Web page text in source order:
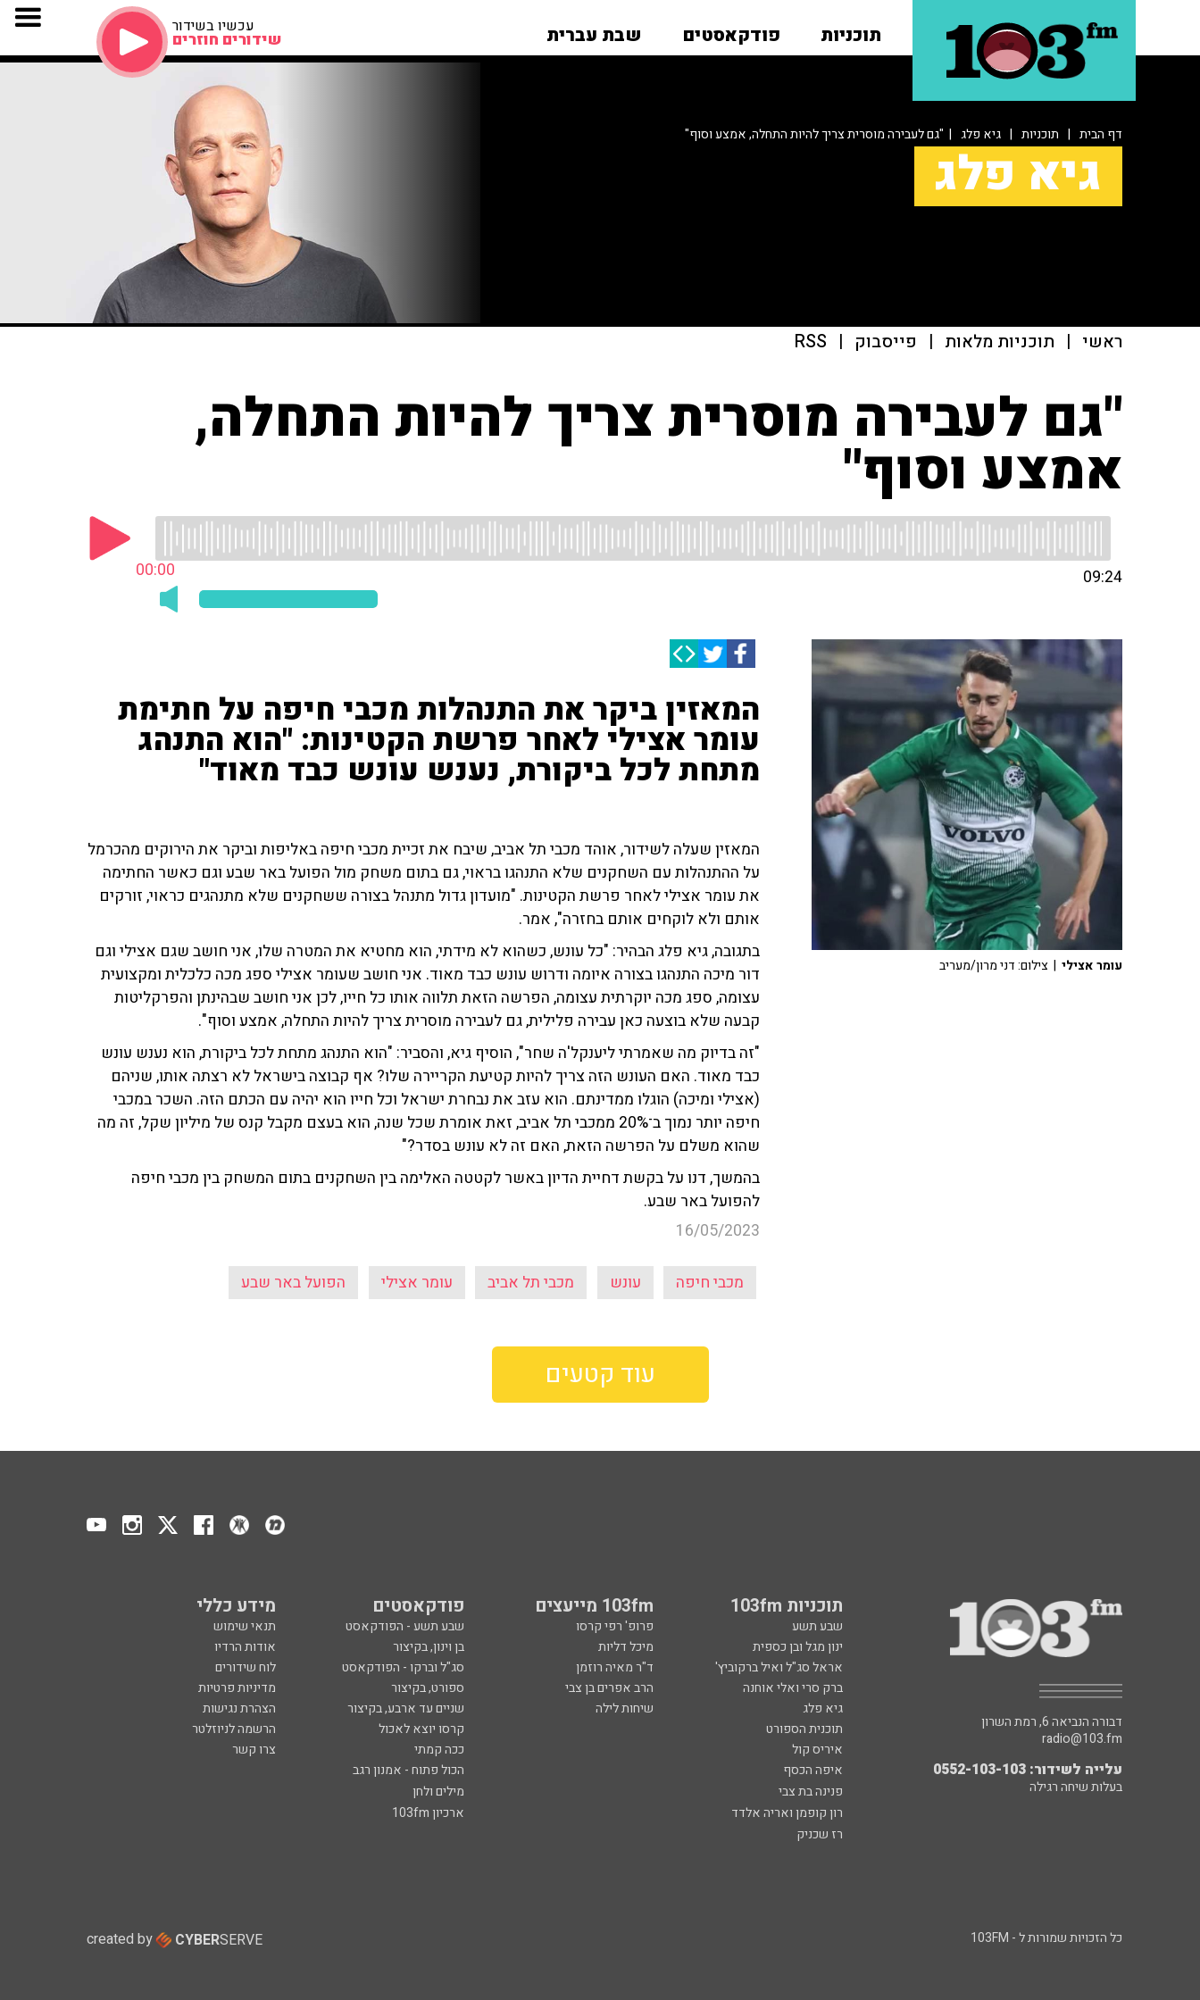
תוכניות פודקאסטים שבת עברית עכשיו בשידור
שידורים חוזרים
דף הבית | תוכניות | גיא פלג | "גם לעבירה מוסרית צריך להיות התחלה, אמצע וסוף"
גיא פלג
ראשי | תוכניות מלאות | פייסבוק |
RSS
"גם לעבירה מוסרית צריך להיות התחלה,
אמצע וסוף"
00:00 09:24
המאזין ביקר את התנהלות מכבי חיפה על חתימת
עומר אצילי לאחר פרשת הקטינות: "הוא התנהג
מתחת לכל ביקורת, נענש עונש כבד מאוד"
המאזין שעלה לשידור, אוהד מכבי תל אביב, שיבח את זכיית מכבי חיפה באליפות וביקר את הירוקים מהכרמל
על ההתנהלות עם השחקנים שלא התנהגו בראוי, גם בתום משחק מול הפועל באר שבע וגם כאשר החתימה
את עומר אצילי לאחר פרשת הקטינות. "מועדון גדול מתנהל בצורה ששחקנים שלא מתנהגים כראוי, זורקים
אותם ולא לוקחים אותם בחזרה", אמר.
בתגובה, גיא פלג הבהיר: "כל עונש, כשהוא לא מידתי, הוא מחטיא את המטרה שלו, אני חושב שגם אצילי וגם
דור מיכה התנהגו בצורה איומה ודרוש עונש כבד מאוד. אני חושב שעומר אצילי ספג מכה כלכלית ומקצועית
עצומה, ספג מכה יוקרתית עצומה, הפרשה הזאת תלווה אותו כל חייו, לכן אני חושב שבהינתן והפרקליטות
קבעה שלא בוצעה כאן עבירה פלילית, גם לעבירה מוסרית צריך להיות התחלה, אמצע וסוף".
"זה בדיוק מה שאמרתי ליענקל'ה שחר", הוסיף גיא, והסביר: "הוא התנהג מתחת לכל ביקורת, הוא נענש עונש
כבד מאוד. האם העונש הזה צריך להיות קטיעת הקריירה שלו? אף קבוצה בישראל לא רצתה אותו, שניהם
(אצילי ומיכה) הוגלו ממדינתם. הוא עזב את נבחרת ישראל וכל חייו הוא יהיה עם הכתם הזה. השכר במכבי
חיפה יותר נמוך ב־20% ממכבי תל אביב, זאת אומרת שכל שנה, הוא בעצם מקבל קנס של מיליון שקל, זה מה
שהוא משלם על הפרשה הזאת, האם זה לא עונש בסדר?"
בהמשך, דנו על בקשת דחיית הדיון באשר לקטטה האלימה בין השחקנים בתום המשחק בין מכבי חיפה
להפועל באר שבע.
16/05/2023
מכבי חיפה עונש מכבי תל אביב עומר אצילי הפועל באר שבע
עומר אצילי | צילום: דני מרון/מעריב
עוד קטעים
תוכניות 103fm 103fm מייעצים פודקאסטים מידע כללי
שבע תשע פרופ' רפי קרסו שבע תשע - הפודקאסט
תנאי שימוש
ינון מגל ובן כספית
מיכל דליות בן וינון, בקיצור
אודות הרדיו
אראל סג"ל ואיל ברקוביץ'
ד"ר מאיה רוזמן סג"ל וברקו - הפודקאסט
לוח שידורים
ברק סרי ואלי אוחנה
הרב אפרים בן צבי ספורט, בקיצור
מדיניות פרטיות
גיא פלג
שיחות לילה שניים עד ארבע, בקיצור
הצהרת נגישות
תוכנית הספורט
קרסו יוצא לאכול
הרשמה לניוזלטר
איריס קול
ככה קמתי
צרו קשר
איפה הכסף
הכול פתוח - אמנון רגב
פנינה בת צבי
מילים ולחן
רון קופמן ואריה אלדד
ארכיון 103fm
רז שכניק
דבורה הנביאה 6, רמת השרון
radio@103.fm
עלייה לשידור: 0552-103-103
בעלות שיחה רגילה
כל הזכויות שמורות ל - 103FM created by CYBERSERVE